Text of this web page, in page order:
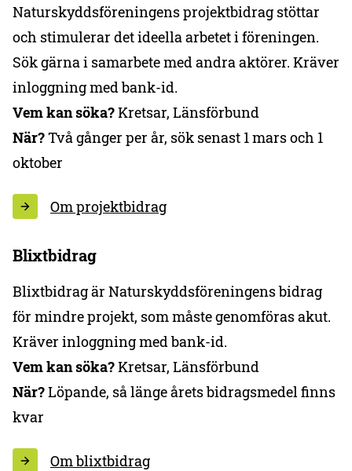
Naturskyddsföreningens projektbidrag stöttar
och stimulerar det ideella arbetet i föreningen.
Sök gärna i samarbete med andra aktörer. Kräver
inloggning med bank-id.
Vem kan söka?Kretsar, Länsförbund
När?Två gånger per år, sök senast 1 mars och 1
oktober
Om projektbidrag
Blixtbidrag
Blixtbidrag är Naturskyddsföreningens bidrag
för mindre projekt, som måste genomföras akut.
Kräver inloggning med bank-id.
Vem kan söka?Kretsar, Länsförbund
När?Löpande, så länge årets bidragsmedel finns
kvar
Om blixtbidrag